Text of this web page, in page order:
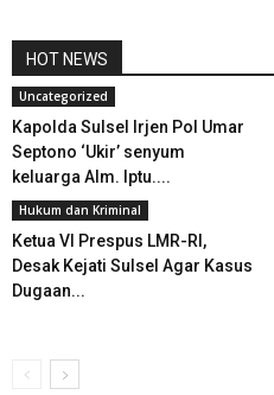
HOT NEWS
Uncategorized
Kapolda Sulsel Irjen Pol Umar
Septono ‘Ukir’ senyum
keluarga Alm. Iptu....
Hukum dan Kriminal
Ketua VI Prespus LMR-RI,
Desak Kejati Sulsel Agar Kasus
Dugaan...